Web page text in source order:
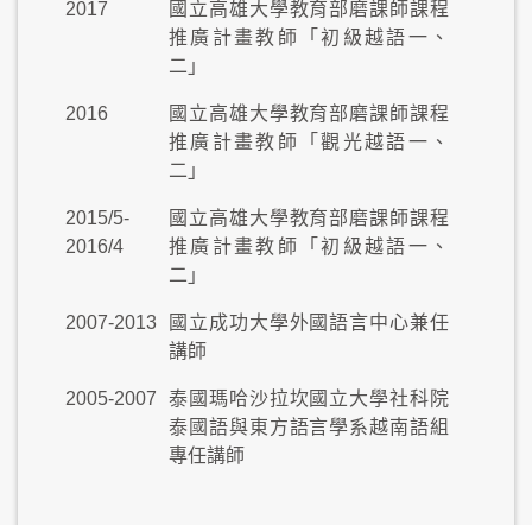
2017
國立高雄大學教育部磨課師課程
推廣計畫教師「初級越語一、
二」
2016
國立高雄大學教育部磨課師課程
推廣計畫教師「觀光越語一、
二」
2015/5-
2016/4
國立高雄大學教育部磨課師課程
推廣計畫教師「初級越語一、
二」
2007-2013
國立成功大學外國語言中心兼任
講師
2005-2007
泰國瑪哈沙拉坎國立大學社科院
泰國語與東方語言學系越南語組
專任講師